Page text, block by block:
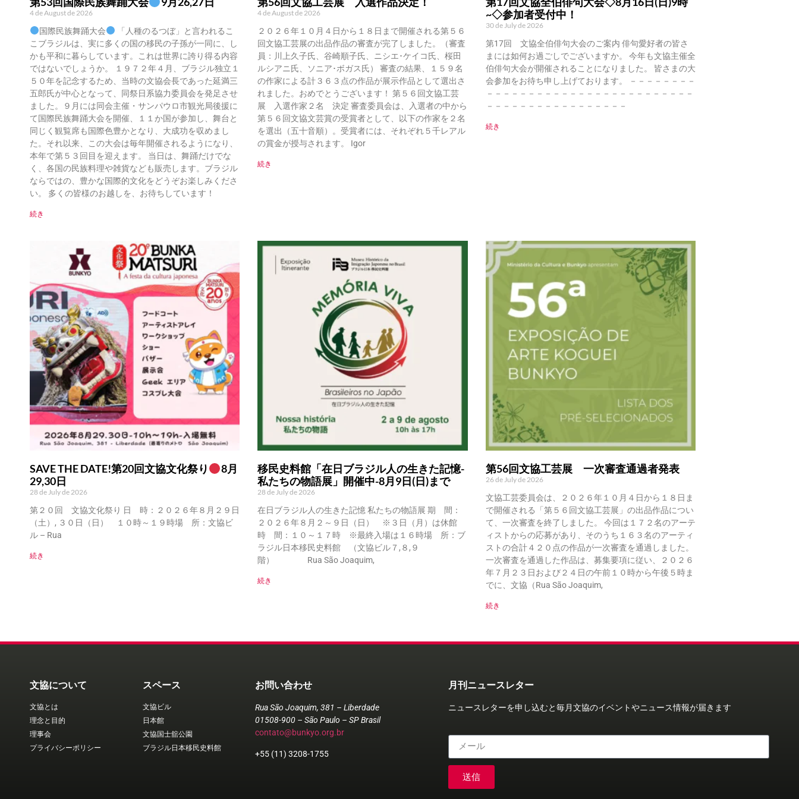
4 de August de 2026
国際民族舞踊大会
「人種のるつぼ」と言われるこ
こブラジルは、実に多くの国の移民の子孫が一同に、し
かも平和に暮らしています。これは世界に誇り得る内容
ではないでしょうか。 １９７２年４月、ブラジル独立１
５０年を記念するため、当時の文協会長であった延満三
五郎氏が中心となって、同祭日系協力委員会を発足させ
ました。９月には同会主催・サンパウロ市観光局後援に
て国際民族舞踊大会を開催、１１か国が参加し、舞台と
同じく観覧席も国際色豊かとなり、大成功を収めまし
た。それ以来、この大会は毎年開催されるようになり、
本年で第５３回目を迎えます。 当日は、舞踊だけでな
く、各国の民族料理や雑貨なども販売します。ブラジル
ならではの、豊かな国際的文化をどうぞお楽しみくださ
い。 多くの皆様のお越しを、お待ちしています！
続き
4 de August de 2026
２０２６年１０月４日から１８日まで開催される第５６
回文協工芸展の出品作品の審査が完了しました。（審査
員：川上久子氏、谷崎順子氏、ニシエ･ケイコ氏、桜田
ルシアニ氏、ソニア･ボガス氏） 審査の結果、１５９名
の作家による計３６３点の作品が展示作品として選出さ
れました。おめでとうございます！ 第５６回文協工芸
展 入選作家２名 決定 審査委員会は、入選者の中から
第５６回文協文芸賞の受賞者として、以下の作家を２名
を選出（五十音順）。受賞者には、それぞれ５千レアル
の賞金が授与されます。 Igor
続き
~◇参加者受付中！
30 de July de 2026
第17回 文協全伯俳句大会のご案内 俳句愛好者の皆さ
まには如何お過ごしでございますか。 今年も文協主催全
伯俳句大会が開催されることになりました。 皆さまの大
会参加をお待ち申し上げております。 －－－－－－－－
－－－－－－－－－－－－－－－－－－－－－－－－－
－－－－－－－－－－－－－－－－－
続き
SAVE THE DATE!第20回文協文化祭り
8月
29,30日
28 de July de 2026
第２０回 文協文化祭り 日 時：２０２６年８月２９日
（土）, ３０日（日） １０時～１９時場 所：文協ビ
ル – Rua
続き
移民史料館「在日ブラジル人の生きた記憶-
私たちの物語展」開催中-8月9日(日)まで
28 de July de 2026
在日ブラジル人の生きた記憶 私たちの物語展 期 間：
２０２６年８月２～９日（日） ※３日（月）は休館
時 間：１０～１７時 ※最終入場は１６時場 所：ブ
ラジル日本移民史料館 （文協ビル７,８,９
階） Rua São Joaquim,
続き
第56回文協工芸展 一次審査通過者発表
26 de July de 2026
文協工芸委員会は、２０２６年１０月４日から１８日ま
で開催される「第５６回文協工芸展」の出品作品につい
て、一次審査を終了しました。 今回は１７２名のアーテ
ィストからの応募があり、そのうち１６３名のアーティ
ストの合計４２０点の作品が一次審査を通過しました。
一次審査を通過した作品は、募集要項に従い、２０２６
年７月２３日および２４日の午前１０時から午後５時ま
でに、文協（Rua São Joaquim,
続き
文協について
文協とは
理念と目的
理事会
プライバシーポリシー
スペース
文協ビル
日本館
文協国士舘公園
ブラジル日本移民史料館
お問い合わせ
Rua São Joaquim, 381 – Liberdade
01508-900 – São Paulo – SP Brasil
contato@bunkyo.org.br
+55 (11) 3208-1755
月刊ニュースレター
ニュースレターを申し込むと毎月文協のイベントやニュース情報が届きます
送信